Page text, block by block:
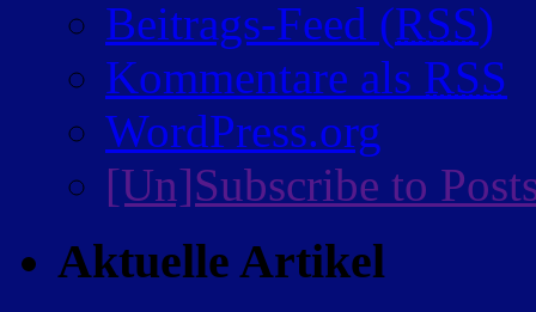
Beitrags-Feed (RSS)
Kommentare als RSS
WordPress.org
[Un]Subscribe to
Aktuelle Artikel